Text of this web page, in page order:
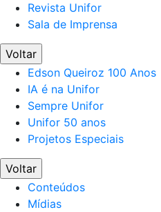
Revista Unifor
Sala de Imprensa
Voltar
Edson Queiroz 100 Anos
IA é na Unifor
Sempre Unifor
Unifor 50 anos
Projetos Especiais
Voltar
Conteúdos
Mídias